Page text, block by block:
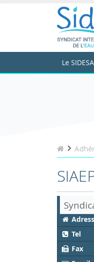
Le SIDESA
Tel
Fax